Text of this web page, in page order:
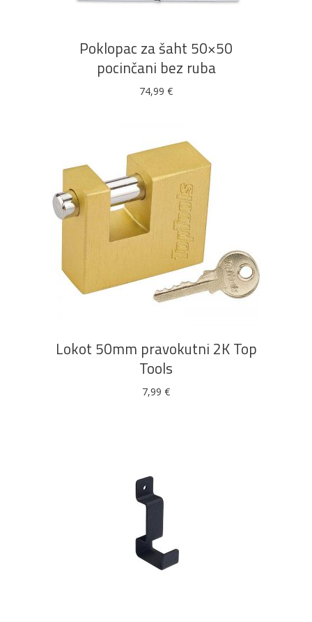
Poklopac za šaht 50×50
pocinčani bez ruba
74,99 €
DODAJ U KOŠARICU
Lokot 50mm pravokutni 2K Top
Tools
7,99 €